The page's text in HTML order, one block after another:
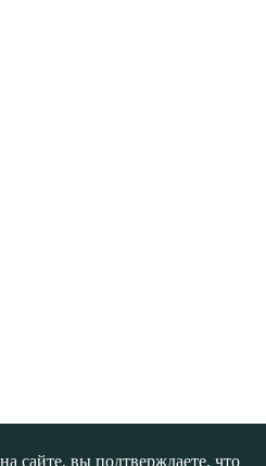
сайте, вы подтверждаете, что